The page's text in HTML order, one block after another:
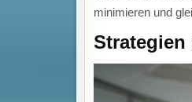
minimieren und